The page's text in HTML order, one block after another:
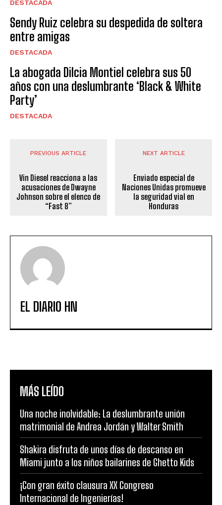
DESTACADA
Sendy Ruiz celebra su despedida de soltera
entre amigas
DESTACADA
La abogada Dilcia Montiel celebra sus 50
años con una deslumbrante ‘Black & White
Party’
DESTACADA
PREVIOUS ARTICLE
Vin Diesel reacciona a las
acusaciones de Dwayne
Johnson sobre el elenco de
“Fast 8”
NEXT ARTICLE
Enviado especial de
Naciones Unidas promueve
la seguridad vial en
Honduras
EL DIARIO HN
MÁS LEÍDO
Una noche inolvidable: La deslumbrante unión
matrimonial de Andrea Jordán y Walter Smith
Shakira disfruta de unos días de descanso en
Miami junto a los niños bailarines de Ghetto Kids
¡Con gran éxito clausura XX Congreso
Internacional de Ingenierías!